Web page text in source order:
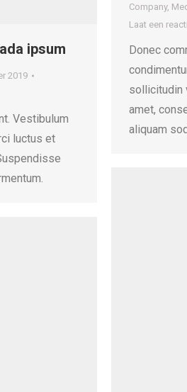
ipsum
2019
Vestibulum
luctus et
Company,
Laat een
Donec
sollicitudin
amet,
aliquam